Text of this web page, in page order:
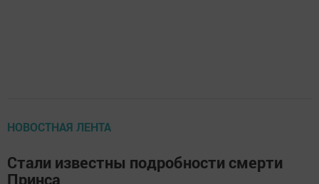
НОВОСТНАЯ ЛЕНТА
Стали известны подробности смерти
Принса